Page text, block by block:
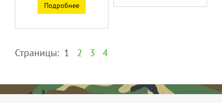
Подробнее
Страницы: 1 2 3 4